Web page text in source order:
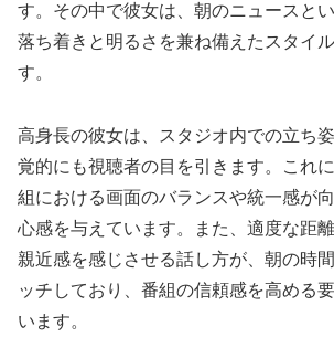
す。その中で彼女は、朝のニュースと
落ち着きと明るさを兼ね備えたスタイ
す。
高身長の彼女は、スタジオ内での立ち
覚的にも視聴者の目を引きます。これ
組における画面のバランスや統一感が
心感を与えています。また、適度な距
親近感を感じさせる話し方が、朝の時
ッチしており、番組の信頼感を高める
います。